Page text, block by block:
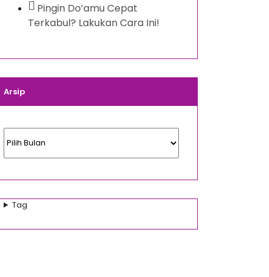
Pingin Do’amu Cepat
Terkabul? Lakukan Cara Ini!
Arsip
Arsip
Tag